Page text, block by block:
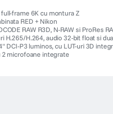
frame 6K cu montura Z
RED + Nikon
RAW R3D, N-RAW si ProRes
H.265/H.264, audio 32-bit float si
DCI-P3 luminos, cu LUT-uri 3D
2 microfoane integrate